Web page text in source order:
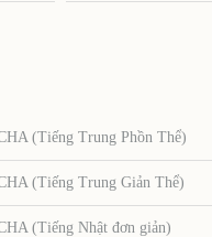
(Tiếng Trung Phồn Thể)
(Tiếng Trung Giản Thể)
(Tiếng Nhật đơn giản)